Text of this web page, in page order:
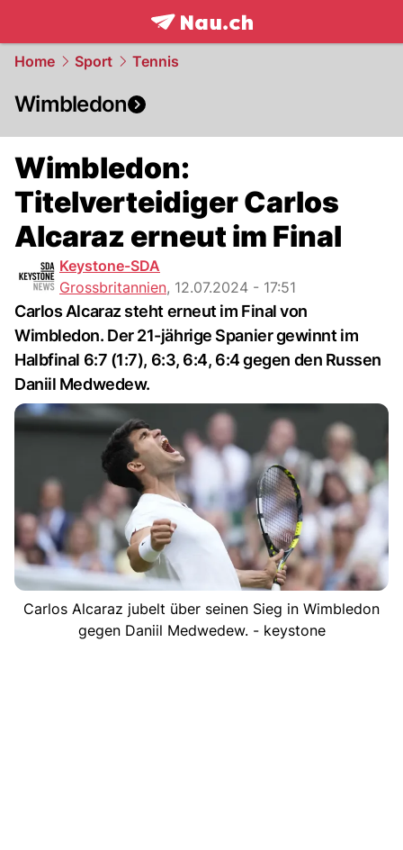
frontpage.NAU.ch
Home Sport Tennis
Wimbledon
Wimbledon:
Titelverteidiger Carlos
Alcaraz erneut im Final
Keystone-SDA
Grossbritannien, 12.07.2024 - 17:51
Carlos Alcaraz steht erneut im Final von
Wimbledon. Der 21-jährige Spanier gewinnt im
Halbfinal 6:7 (1:7), 6:3, 6:4, 6:4 gegen den Russen
Daniil Medwedew.
Carlos Alcaraz jubelt über seinen Sieg in Wimbledon
gegen Daniil Medwedew. - keystone